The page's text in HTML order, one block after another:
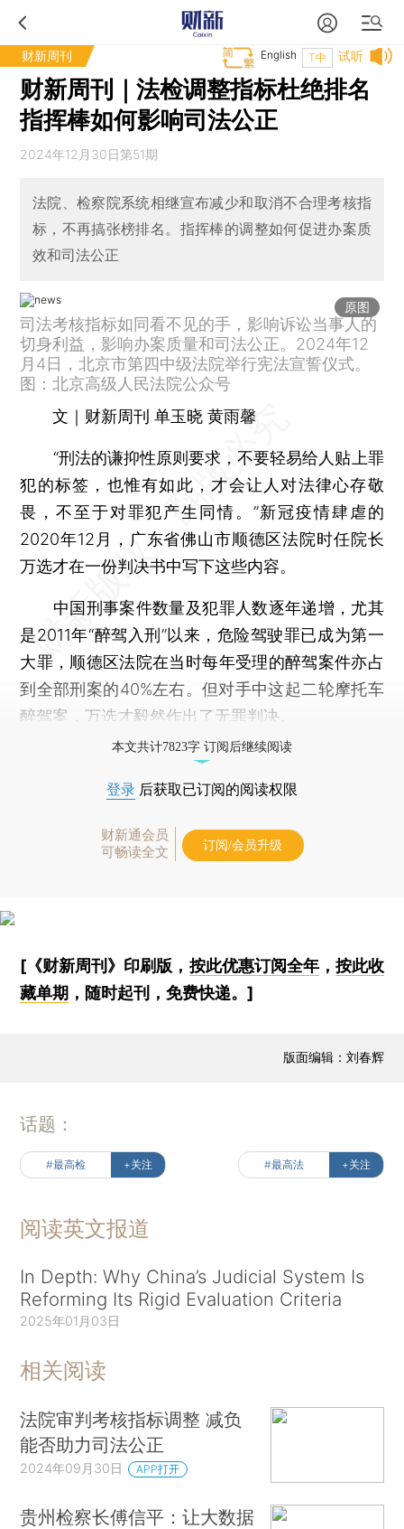
财新周刊 试听
T中
English
财新周刊｜法检调整指标杜绝排名
指挥棒如何影响司法公正
2024年12月30日第51期
法院、检察院系统相继宣布减少和取消不合理考核指
标，不再搞张榜排名。指挥棒的调整如何促进办案质
效和司法公正
原图
司法考核指标如同看不见的手，影响诉讼当事人的
切身利益，影响办案质量和司法公正。2024年12
月4日，北京市第四中级法院举行宪法宣誓仪式。
图：北京高级人民法院公众号
文｜财新周刊 单玉晓 黄雨馨
“刑法的谦抑性原则要求，不要轻易给人贴上罪
犯的标签，也惟有如此，才会让人对法律心存敬
畏，不至于对罪犯产生同情。”新冠疫情肆虐的
2020年12月，广东省佛山市顺德区法院时任院长
万选才在一份判决书中写下这些内容。
中国刑事案件数量及犯罪人数逐年递增，尤其
是2011年“醉驾入刑”以来，危险驾驶罪已成为第一
大罪，顺德区法院在当时每年受理的醉驾案件亦占
到全部刑案的40%左右。但对手中这起二轮摩托车
醉驾案，万选才毅然作出了无罪判决。
本文共计7823字 订阅后继续阅读
登录 后获取已订阅的阅读权限
财新通会员
可畅读全文
订阅/会员升级
[《财新周刊》印刷版， 按此优惠订阅全年， 按此收
藏单期 ，随时起刊，免费快递。]
版面编辑：刘春辉
话题：
#最高检 +关注 #最高法 +关注
阅读英文报道
In Depth: Why China’s Judicial System Is
Reforming Its Rigid Evaluation Criteria
2025年01月03日
相关阅读
法院审判考核指标调整 减负
能否助力司法公正
2024年09月30日 APP打开
贵州检察长傅信平：让大数据